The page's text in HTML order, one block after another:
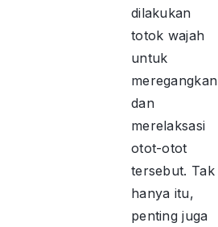
dilakukan
totok wajah
untuk
meregangkan
dan
merelaksasi
otot-otot
tersebut. Tak
hanya itu,
penting juga